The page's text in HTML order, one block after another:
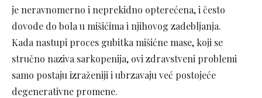
je neravnomerno i neprekidno opterećena, i često
dovode do bola u mišićima i njihovog zadebljanja.
Kada nastupi proces gubitka mišićne mase, koji se
stručno naziva sarkopenija, ovi zdravstveni problemi
samo postaju izraženiji i ubrzavaju već postojeće
degenerativne promene.